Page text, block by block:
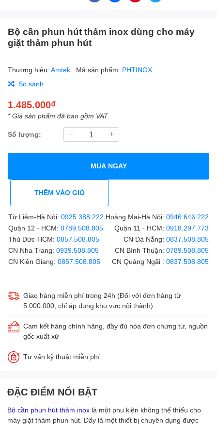
Bộ cần phun hút thảm inox dùng cho máy
giặt thảm phun hút
Thương hiệu: Amtek Mã sản phẩm: PHTINOX
So sánh
1.485.000₫
* Giá sản phẩm đã bao gồm VAT
Số lượng:
MUA NGAY
THÊM VÀO GIỎ
Từ Liêm-Hà Nội: 0925.388.222 Hoàng Mai-Hà Nội: 0946.646.222
Quận 12 - HCM: 0789.508.805 Quận 11 - HCM: 0918.297.773
Thủ Đức-HCM: 0857.508.805 CN Đà Nẵng: 0837.508.805
CN Nha Trang: 0939.508.805 CN Bình Thuận: 0789.508.805
CN Kiên Giang: 0857.508.805 CN Quảng Ngãi : 0837.508.805
Giao hàng miễn phí trong 24h (Đối với đơn hàng từ
5.000.000, chỉ áp dụng khu vực nội thành)
Cam kết hàng chính hãng, đầy đủ hóa đơn chứng từ, nguồn
gốc xuất xứ
Tư vấn kỹ thuật miễn phí
ĐẶC ĐIỂM NỔI BẬT
Bộ cần phun hút thảm inox là một phụ kiện không thể thiếu cho
máy giặt thảm phun hút. Đấy là một thiết bị chuyên dụng được